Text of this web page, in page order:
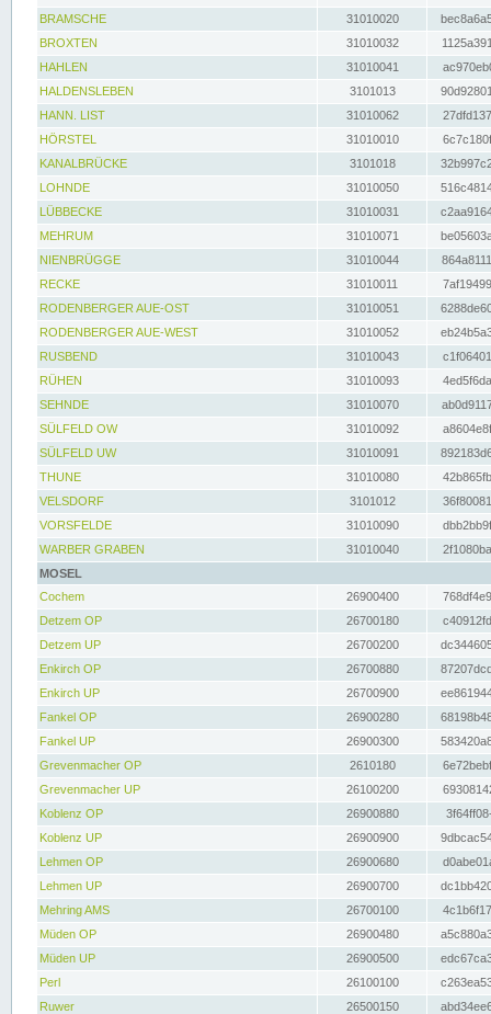
BRAMSCHE
31010020
BROXTEN
31010032
HAHLEN
31010041
HALDENSLEBEN
3101013
HANN. LIST
31010062
HÖRSTEL
31010010
KANALBRÜCKE
3101018
LOHNDE
31010050
LÜBBECKE
31010031
MEHRUM
31010071
NIENBRÜGGE
31010044
RECKE
31010011
RODENBERGER AUE-OST
31010051
RODENBERGER AUE-WEST
31010052
RUSBEND
31010043
RÜHEN
31010093
SEHNDE
31010070
SÜLFELD OW
31010092
SÜLFELD UW
31010091
THUNE
31010080
VELSDORF
3101012
VORSFELDE
31010090
WARBER GRABEN
31010040
MOSEL
Cochem
26900400
Detzem OP
26700180
Detzem UP
26700200
Enkirch OP
26700880
Enkirch UP
26700900
Fankel OP
26900280
Fankel UP
26900300
Grevenmacher OP
2610180
Grevenmacher UP
26100200
Koblenz OP
26900880
Koblenz UP
26900900
Lehmen OP
26900680
Lehmen UP
26900700
Mehring AMS
26700100
Müden OP
26900480
Müden UP
26900500
Perl
26100100
Ruwer
26500150